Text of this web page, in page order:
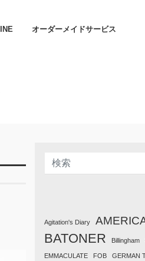
オーダーメイドサービス
Agitation's Diary
BATONER Billingham
EMMACULATE FOB GERMAN